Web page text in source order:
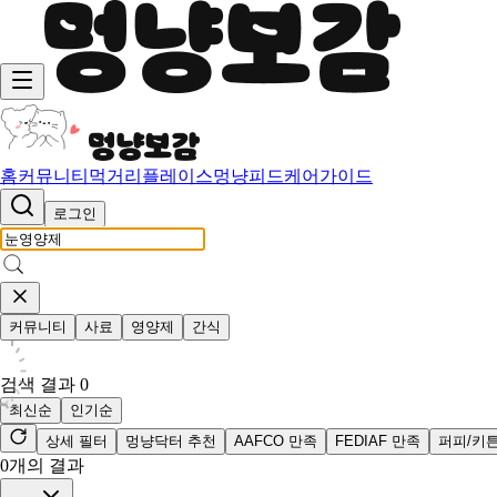
홈커뮤니티 먹거리 플레이스멍냥피드케어가이드
로그인
커뮤니티 사료 영양제 간식
검색 결과 0
최신순
인기순
상세 필터
멍냥닥터 추천 AAFCO 만족 FEDIAF 만족 퍼피/키
0개의 결과